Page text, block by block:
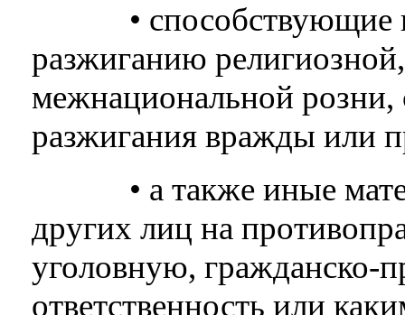
• способствующие
разжиганию
межнациональной
разжигания вражды или
• а также иные
других лиц на
уголовную, гражданско-
ответственность или